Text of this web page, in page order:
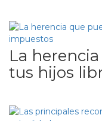
La
tus hijos